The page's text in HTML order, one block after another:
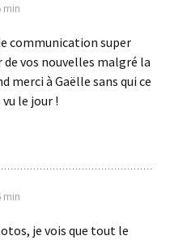
min
communication super
de vos nouvelles malgré la
merci à Gaëlle sans qui ce
le jour !
min
je vois que tout le